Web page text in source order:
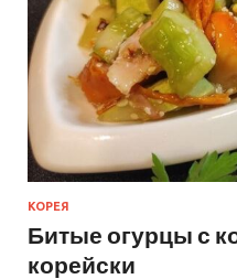
КОРЕЯ
Битые огурцы с
корейски